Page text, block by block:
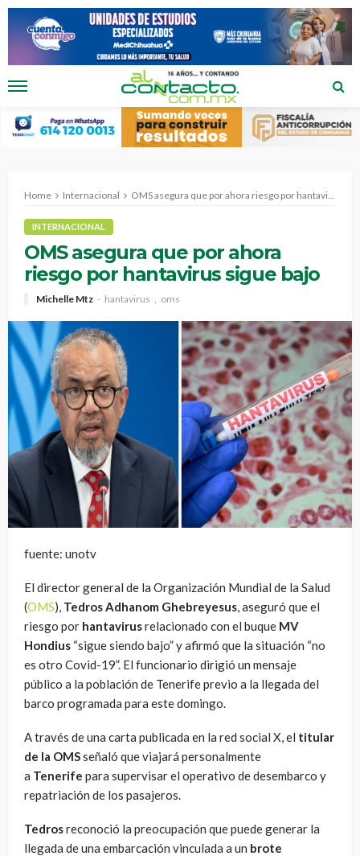
Home Internacional OMS asegura que por ahora riesgo por hantavirus sigue bajo
INTERNACIONAL
OMS asegura que por ahora
riesgo por hantavirus sigue bajo
Michelle Mtz hantavirus oms
fuente: unotv
El director general de la Organización Mundial de la Salud
(OMS), Tedros Adhanom Ghebreyesus, aseguró que el
riesgo por hantavirusrelacionado con el buque MV
Hondius “sigue siendo bajo” y afirmó que la situación “no
es otro Covid-19”. El funcionario dirigió un mensaje
público a la población de Tenerife previo a la llegada del
barco programada para este domingo.
A través de una carta publicada en la red social X, el titular
de la OMSseñaló que viajará personalmente
a Tenerife para supervisar el operativo de desembarco y
repatriación de los pasajeros.
Tedrosreconoció la preocupación que puede generar la
llegada de una embarcación vinculada a un brote